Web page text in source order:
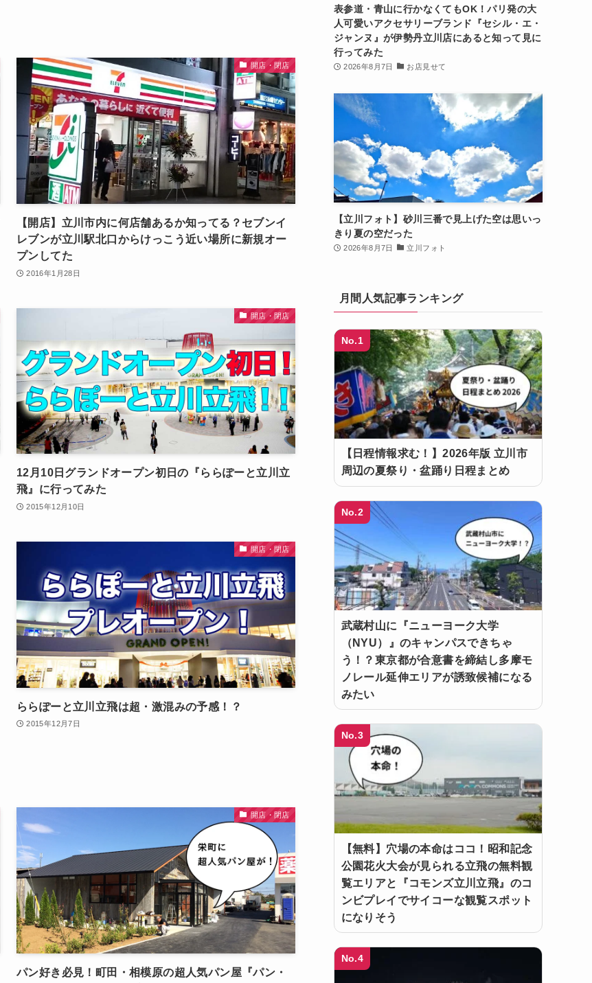
開店・閉店
【開店】立川市内に何店舗あるか知ってる？セブンイ
レブンが立川駅北口からけっこう近い場所に新規オー
プンしてた
2016年1月28日
開店・閉店
12月10日グランドオープン初日の『ららぽーと立川立
飛』に行ってみた
2015年12月10日
開店・閉店
ららぽーと立川立飛は超・激混みの予感！？
2015年12月7日
開店・閉店
パン好き必見！町田・相模原の超人気パン屋『パン・
表参道・青山に行かなくてもOK！パリ発の大
人可愛いアクセサリーブランド『セシル・エ・
ジャンヌ』が伊勢丹立川店にあると知って見に
行ってみた
2026年8月7日 お店見せて
【立川フォト】砂川三番で見上げた空は思いっ
きり夏の空だった
2026年8月7日 立川フォト
月間人気記事ランキング
No.1
【日程情報求む！】2026年版 立川市
周辺の夏祭り・盆踊り日程まとめ
No.2
武蔵村山に『ニューヨーク大学
（NYU）』のキャンパスできちゃ
う！？東京都が合意書を締結し多摩モ
ノレール延伸エリアが誘致候補になる
みたい
No.3
【無料】穴場の本命はココ！昭和記念
公園花火大会が見られる立飛の無料観
覧エリアと『コモンズ立川立飛』のコ
ンビプレイでサイコーな観覧スポット
になりそう
No.4